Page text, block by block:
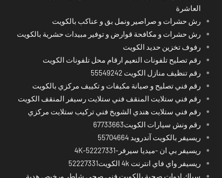
العاشرة
رش حشرات و صراصير ونمل بق و عناكب بالكويت
رش حشرات و مكافحة قوارض و توفير مبيدات حشرية بالكويت
رفوف تخزين حديد الكويت
رقم تصليح تلفونات النعيم ارقام محل تلفونات الكويت
رقم تنظيف منازل الكويت 55549242
رقم فني تصليح و صيانة مكيفات و تكييف مركزي بالكويت
رقم فني ستلايت المنقف فني ستلايت رسيفر المنقف الكويت
رقم فني ستلايت هندي الشويخ فني تركيب ستلايت مركزي
رقم ونش سيارات الكويت67733663
ريسيفر بالكويت آندرويد 55704664
ريسيفر بي ان -ميديا سيرفر-4K-52227331
ريسيفر واي فاي انترنت 4k الكويت52227331
سباك ادوات صحية بالكويت فني صحي شاطر ورخيص هدية